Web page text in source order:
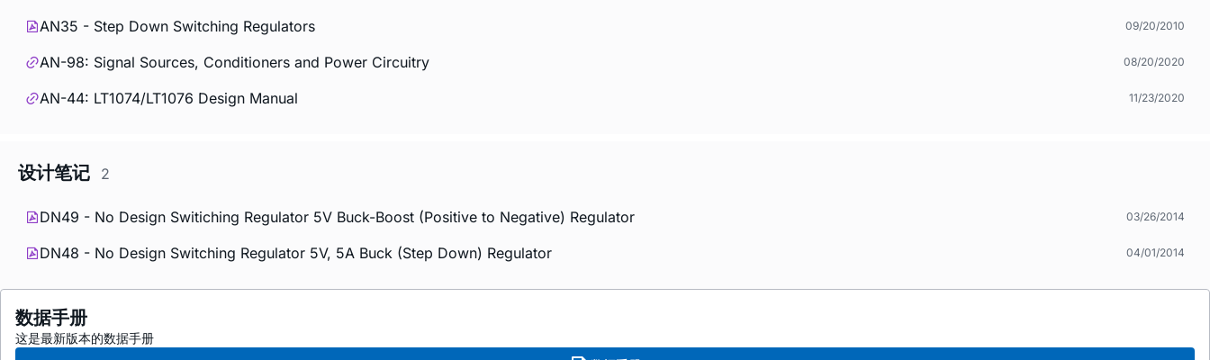
AN35 - Step Down Switching Regulators 09/20/2010
AN-98: Signal Sources, Conditioners and Power Circuitry 08/20/2020
AN-44: LT1074/LT1076 Design Manual 11/23/2020
设计笔记 2
DN49 - No Design Switiching Regulator 5V Buck-Boost (Positive to Negative) Regulator 03/26/2014
DN48 - No Design Switching Regulator 5V, 5A Buck (Step Down) Regulator 04/01/2014
数据手册
这是最新版本的数据手册